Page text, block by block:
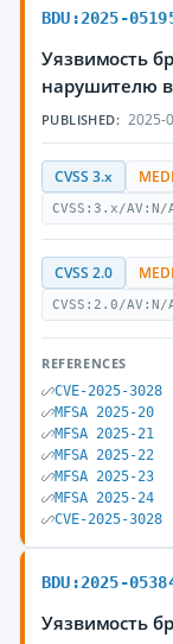
BDU:2025-
Уязвимость
нарушителю
PUBLISHED: 2025-
CVSS 3.x
CVSS:3.x/
CVSS 2.0
CVSS:2.0/
REFERENCES
CVE-2025-3028
MFSA 2025-20
MFSA 2025-21
MFSA 2025-22
MFSA 2025-23
MFSA 2025-24
CVE-2025-3028
BDU:2025-
Уязвимость